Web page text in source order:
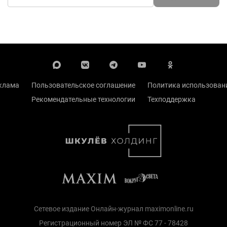
Пользовательское соглашение
Политика
Рекомендательные технологии
Техподдержка
Сетевое издание Онлайн-журнал maximonline.ru
Регистрационный номер ЭЛ № ФС 77 - 78428